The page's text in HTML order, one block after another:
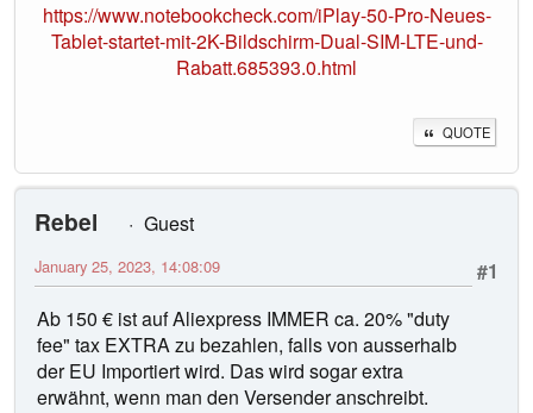
https://www.notebookcheck.com/iPlay-50-Pro-Neues-
Tablet-startet-mit-2K-Bildschirm-Dual-SIM-LTE-und-
Rabatt.685393.0.html
QUOTE
Rebel
Guest
#1
January 25, 2023, 14:08:09
Ab 150 € ist auf Aliexpress IMMER ca. 20% "duty
fee" tax EXTRA zu bezahlen, falls von ausserhalb
der EU Importiert wird. Das wird sogar extra
erwähnt, wenn man den Versender anschreibt.